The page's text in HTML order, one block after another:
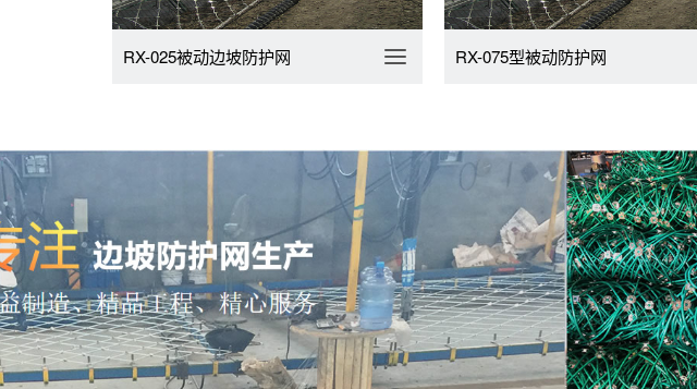
RX-025被动边坡防护网 RX-075型被动防护网